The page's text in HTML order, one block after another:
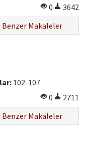
0
3642
Benzer Makaleler
102-107
0
2711
Benzer Makaleler